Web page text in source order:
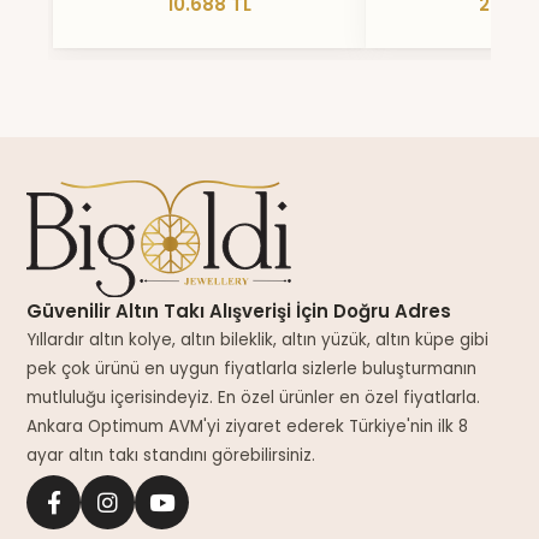
Güvenilir Altın Takı Alışverişi İçin Doğru Adres
Yıllardır altın kolye, altın bileklik, altın yüzük, altın küpe gibi
pek çok ürünü en uygun fiyatlarla sizlerle buluşturmanın
mutluluğu içerisindeyiz. En özel ürünler en özel fiyatlarla.
Ankara Optimum AVM'yi ziyaret ederek Türkiye'nin ilk 8
ayar altın takı standını görebilirsiniz.